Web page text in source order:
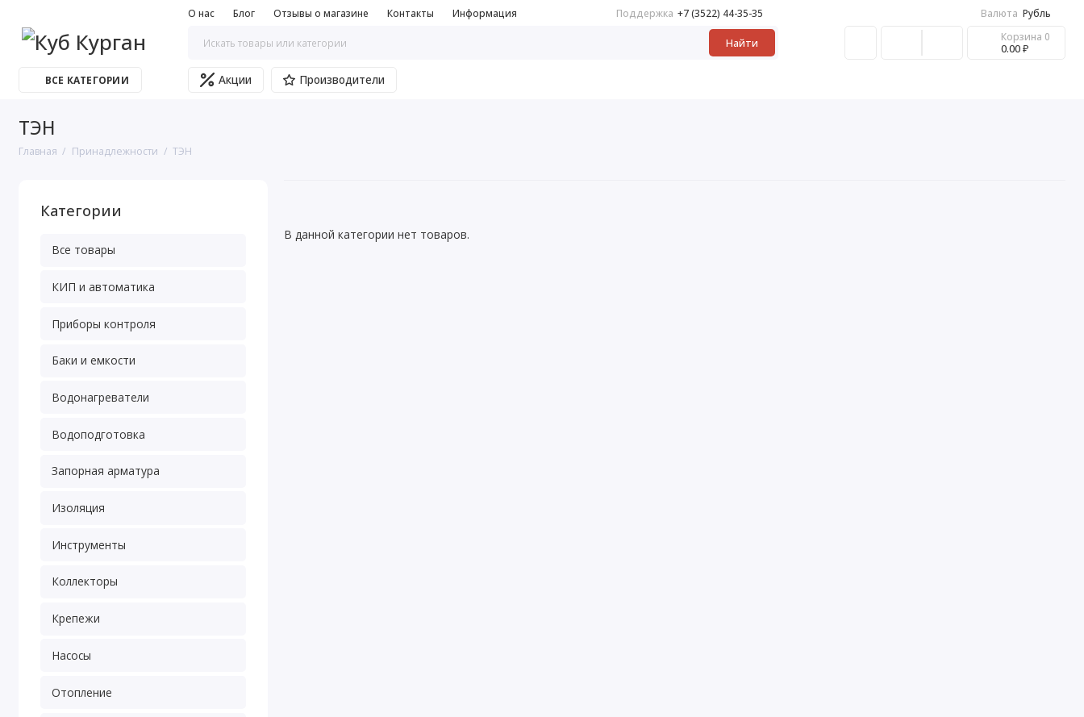
О нас Блог Отзывы о магазине Контакты Информация Поддержка +7 (3522) 44-35-35 Валюта Рубль
Найти Корзина 0
0.00 ₽
ВСЕ КАТЕГОРИИ Акции Производители
ТЭН
Главная Принадлежности ТЭН
Категории
Все товары
КИП и автоматика
Приборы контроля
Баки и емкости
Водонагреватели
Водоподготовка
Запорная арматура
Изоляция
Инструменты
Коллекторы
Крепежи
Насосы
Отопление
В данной категории нет товаров.